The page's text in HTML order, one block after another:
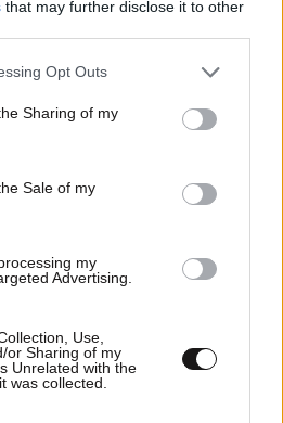
that may further disclose it to other
app uses one or more Google
behaviour. You may click to
and its third-party tags to
purposes in below Google
Opt Outs
Sharing of my
Sale of my
my
Advertising.
Use,
or Sharing of my
Unrelated with the
was collected.
«Δεν περίμενα την
του χώρου»